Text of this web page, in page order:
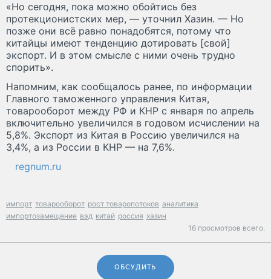
«Но сегодня, пока можно обойтись без
протекционистских мер, — уточнил Хазин. — Но
позже они всё равно понадобятся, потому что
китайцы имеют тенденцию дотировать [свой]
экспорт. И в этом смысле с ними очень трудно
спорить».
Напомним, как сообщалось ранее, по информации
Главного таможенного управления Китая,
товарооборот между РФ и КНР с января по апрель
включительно увеличился в годовом исчислении на
5,8%. Экспорт из Китая в Россию увеличился на
3,4%, а из России в КНР — на 7,6%.
regnum.ru
импорт товарооборот рост товаропотоков аналитика
импортозамещение вэд китай россия хазин
16 просмотров всего.
ОБСУДИТЬ